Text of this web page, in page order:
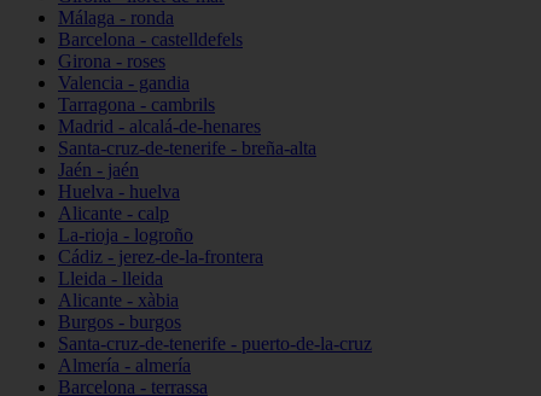
Málaga - ronda
Barcelona - castelldefels
Girona - roses
Valencia - gandia
Tarragona - cambrils
Madrid - alcalá-de-henares
Santa-cruz-de-tenerife - breña-alta
Jaén - jaén
Huelva - huelva
Alicante - calp
La-rioja - logroño
Cádiz - jerez-de-la-frontera
Lleida - lleida
Alicante - xàbia
Burgos - burgos
Santa-cruz-de-tenerife - puerto-de-la-cruz
Almería - almería
Barcelona - terrassa